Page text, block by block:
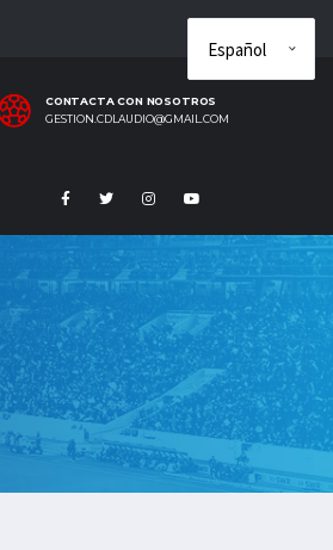
CONTACTA CON NOSOTROS
GESTION.CDLAUDIO@GMAIL.COM